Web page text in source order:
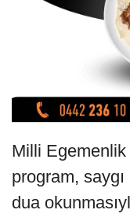
Milli Egemenlik
program,
dua